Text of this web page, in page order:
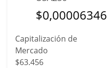
$0,00006346
Capitalización de
Mercado
$63.456